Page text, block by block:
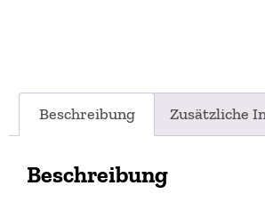
Beschreibung Zusätzliche
Beschreibung